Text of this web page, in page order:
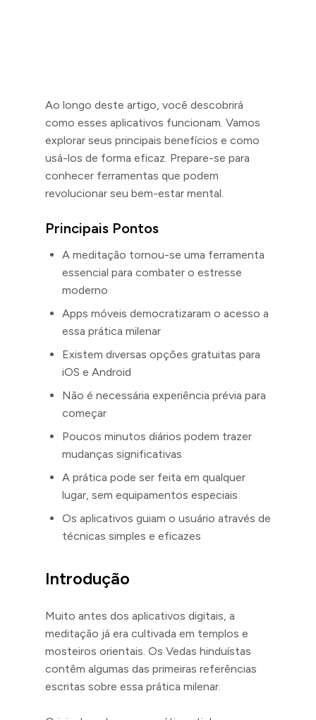
Ao longo deste artigo, você descobrirá
como esses aplicativos funcionam. Vamos
explorar seus principais benefícios e como
usá-los de forma eficaz. Prepare-se para
conhecer ferramentas que podem
revolucionar seu bem-estar mental.
Principais Pontos
A meditação tornou-se uma ferramenta
essencial para combater o estresse
moderno
Apps móveis democratizaram o acesso a
essa prática milenar
Existem diversas opções gratuitas para
iOS e Android
Não é necessária experiência prévia para
começar
Poucos minutos diários podem trazer
mudanças significativas
A prática pode ser feita em qualquer
lugar, sem equipamentos especiais
Os aplicativos guiam o usuário através de
técnicas simples e eficazes
Introdução
Muito antes dos aplicativos digitais, a
meditação já era cultivada em templos e
mosteiros orientais. Os Vedas hinduístas
contêm algumas das primeiras referências
escritas sobre essa prática milenar.